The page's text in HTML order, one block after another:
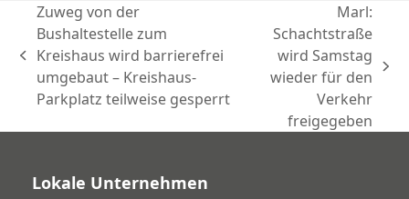
vorheriger
Beitrag:
Zuweg von der
Bushaltestelle zum
Kreishaus wird barrierefrei
umgebaut – Kreishaus-
Parkplatz teilweise gesperrt
Nächster
Marl:
Schachtstraße
wird Samstag
wieder für den
Verkehr
freigegeben
Lokale Unternehmen